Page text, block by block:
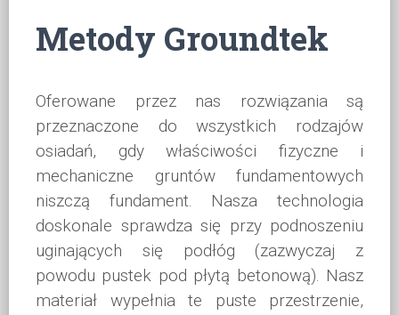
Metody Groundtek
Oferowane przez nas rozwiązania są
przeznaczone do wszystkich rodzajów
osiadań, gdy właściwości fizyczne i
mechaniczne gruntów fundamentowych
niszczą fundament. Nasza technologia
doskonale sprawdza się przy podnoszeniu
uginających się podłóg (zazwyczaj z
powodu pustek pod płytą betonową). Nasz
materiał wypełnia te puste przestrzenie,